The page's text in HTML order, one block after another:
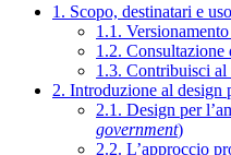
1. Scopo, destinatari e
1.1.
1.2. Consultazione
1.3. Contribuisci al
2. Introduzione al
2.1. Design per
government)
2.2. L’approccio